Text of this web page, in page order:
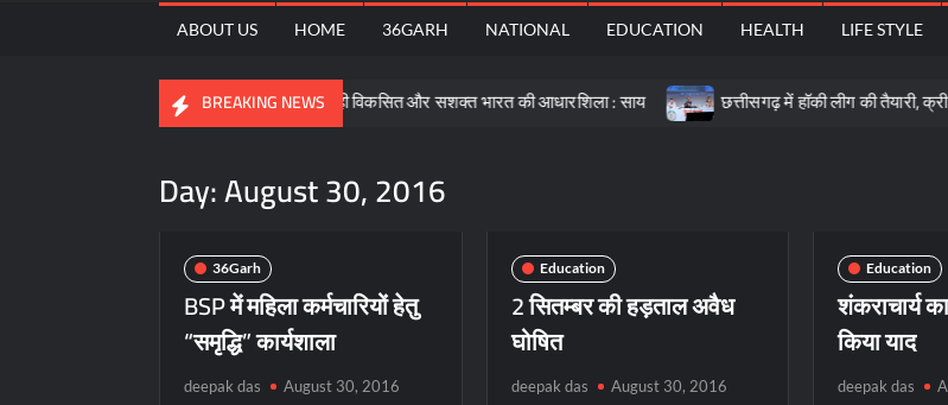
ABOUT US HOME 36GARH NATIONAL EDUCATION HEALTH LIFE STYLE
BREAKING NEWS
समरसता, समानता और भक्ति ही विकसित और सशक्त भारत की आधारशिला : साय छत्तीसगढ़ में हॉकी लीग की तैयारी, क्रीड़ा
Day:August 30, 2016
36Garh
BSP में महिला कर्मचारियों हेतु
“समृद्धि” कार्यशाला
deepak das August 30, 2016
Education
2 सितम्बर की हड़ताल अवैध
घोषित
deepak das August 30, 2016
Education
शंकराचार्य
किया याद
deepak das